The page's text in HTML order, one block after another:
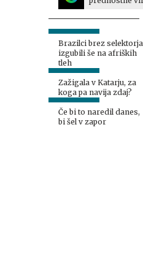
Brazilci brez selektorja
izgubili še na afriških
tleh
Zažigala v Katarju, za
koga pa navija zdaj?
Če bi to naredil danes,
bi šel v zapor